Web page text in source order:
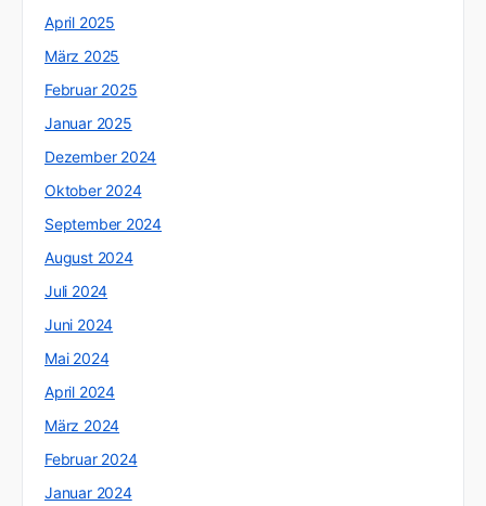
April 2025
März 2025
Februar 2025
Januar 2025
Dezember 2024
Oktober 2024
September 2024
August 2024
Juli 2024
Juni 2024
Mai 2024
April 2024
März 2024
Februar 2024
Januar 2024